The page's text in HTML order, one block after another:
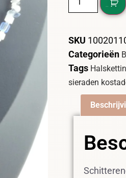
SKU
Categorieën
Tags
sieraden